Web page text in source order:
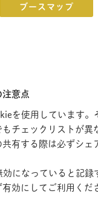
ブースマップ
意点
を使用しています。
チェックリストが異
有する際は必ずシェ
効になっていると記録
効にしてご利用くだ